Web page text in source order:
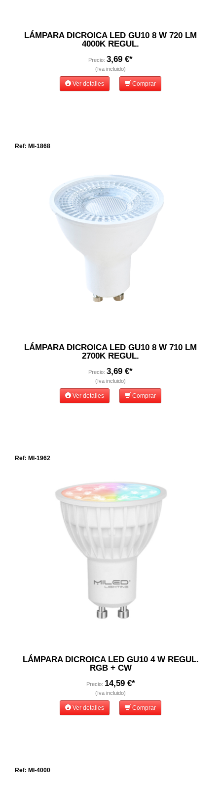
LÁMPARA DICROICA LED GU10 8 W 720 LM
4000K REGUL.
Precio: 3,69 €*
(Iva incluido)
Ver detalles Comprar
Ref: MI-1868
LÁMPARA DICROICA LED GU10 8 W 710 LM
2700K REGUL.
Precio: 3,69 €*
(Iva incluido)
Ver detalles Comprar
Ref: MI-1962
LÁMPARA DICROICA LED GU10 4 W REGUL.
RGB + CW
Precio: 14,59 €*
(Iva incluido)
Ver detalles Comprar
Ref: MI-4000